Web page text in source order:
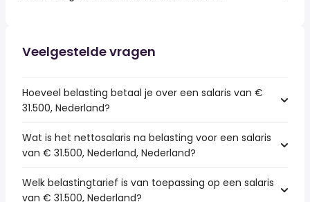
Veelgestelde vragen
Hoeveel belasting betaal je over een salaris van €
31.500, Nederland?
Wat is het nettosalaris na belasting voor een salaris
van € 31.500, Nederland, Nederland?
Welk belastingtarief is van toepassing op een salaris
van € 31.500, Nederland?